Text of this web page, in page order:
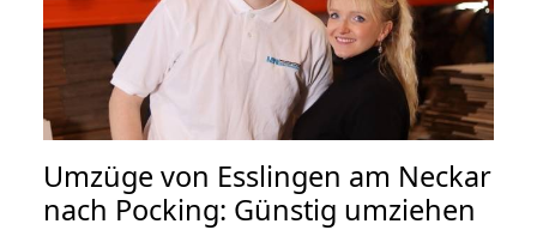
Umzüge von Esslingen am Neckar
nach Pocking: Günstig umziehen